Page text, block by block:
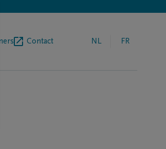
Contact NL FR